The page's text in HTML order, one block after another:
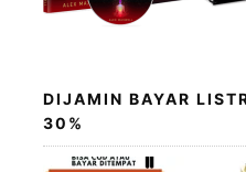
DIJAMIN BAYAR
30%